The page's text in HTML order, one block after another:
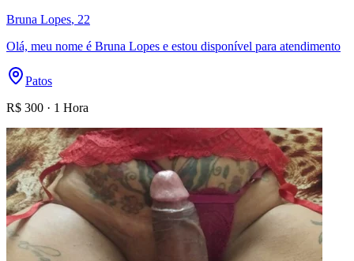
Bruna Lopes, 22
Olá, meu nome é Bruna Lopes e estou disponível para atendimento
Patos
R$ 300 · 1 Hora